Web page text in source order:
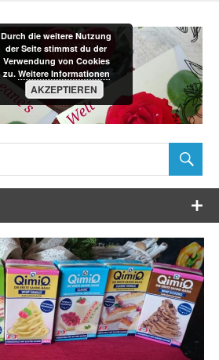
Leane´s-
Welt
Durch die weitere Nutzung
der Seite stimmst du der
Verwendung von Cookies
zu. Weitere Informationen
AKZEPTIEREN